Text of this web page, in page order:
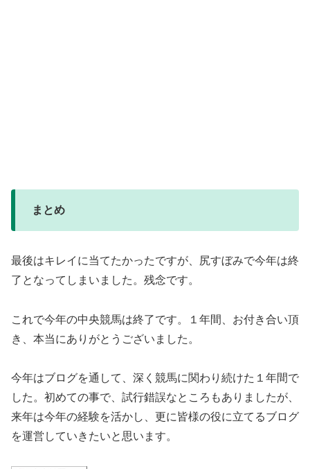
まとめ
最後はキレイに当てたかったですが、尻すぼみで今年は終
了となってしまいました。残念です。
これで今年の中央競馬は終了です。１年間、お付き合い頂
き、本当にありがとうございました。
今年はブログを通して、深く競馬に関わり続けた１年間で
した。初めての事で、試行錯誤なところもありましたが、
来年は今年の経験を活かし、更に皆様の役に立てるブログ
を運営していきたいと思います。